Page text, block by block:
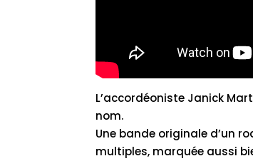
L’accordéoniste Janick
nom.
Une bande originale d’un
multiples, marquée aussi